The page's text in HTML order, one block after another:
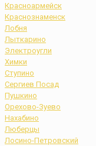
Красноармейск
Краснознаменск
Лобня
Лыткарино
Электроугли
Химки
Ступино
Сергиев Посад
Пушкино
Орехово-Зуево
Нахабино
Люберцы
Лосино-Петровский